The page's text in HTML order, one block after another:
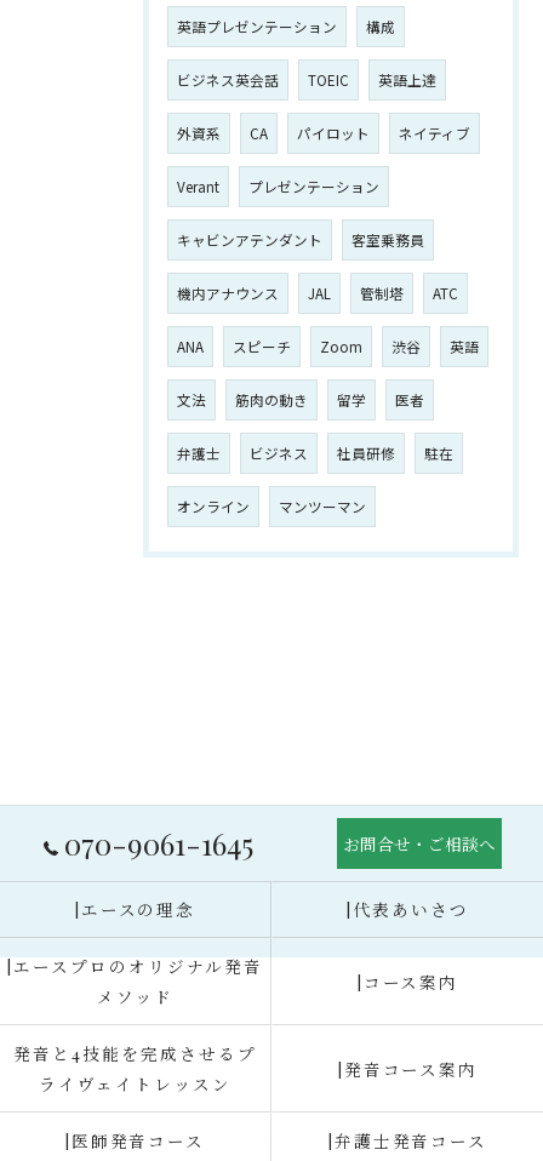
英語プレゼンテーション 構成
ビジネス英会話 TOEIC 英語上達
外資系 CA パイロット ネイティブ
Verant プレゼンテーション
キャビンアテンダント 客室乗務員
機内アナウンス JAL 管制塔 ATC
ANA スピーチ Zoom 渋谷 英語
文法 筋肉の動き 留学 医者
弁護士 ビジネス 社員研修 駐在
オンライン マンツーマン
070-9061-1645 お問合せ・ご相談へ
|エースの理念 |代表あいさつ
|エースプロのオリジナル発音
メソッド
|コース案内
発音と4技能を完成させるプ
ライヴェイトレッスン
|発音コース案内
|医師発音コース |弁護士発音コース